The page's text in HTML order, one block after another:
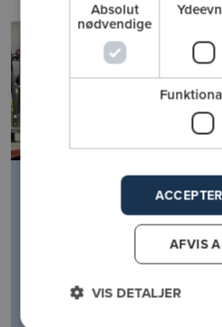
Fitness og hold
Svømmehal
Absolut
nødvendige
AFVIS
VIS DETALJER